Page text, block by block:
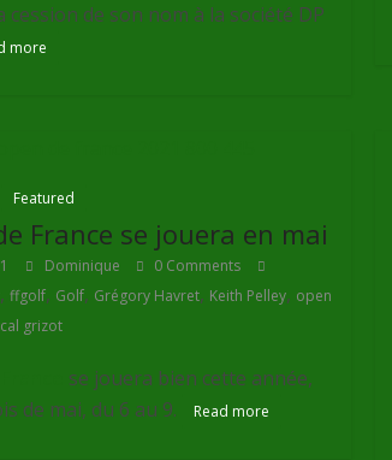
cession de son nom à la société DP
more
Featured
France se jouera en mai
Dominique
0 Comments
, ffgolf, Golf, Grégory Havret, Keith Pelley, open
grizot
se jouera bien cette année,
de mai, du 6 au 9.
Read more